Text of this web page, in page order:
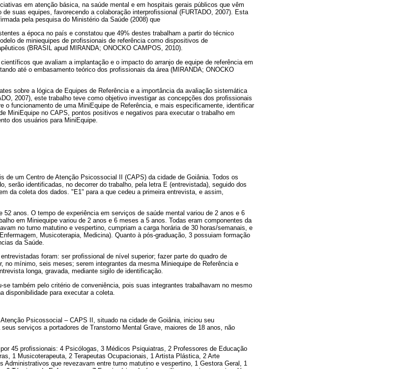
em atenção básica, na saúde mental e em hospitais gerais públicos que vêm
suas equipes, favorecendo a colaboração interprofissional (FURTADO, 2007). Esta
pela pesquisa do Ministério da Saúde (2008) que
a época no país e constatou que 49% destes trabalham a partir do técnico
de miniequipes de profissionais de referência como dispositivos de
(BRASIL apud MIRANDA; ONOCKO CAMPOS, 2010).
que avaliam a implantação e o impacto do arranjo de equipe de referência em
até o embasamento teórico dos profissionais da área (MIRANDA; ONOCKO
sobre a lógica de Equipes de Referência e a importância da avaliação sistemática
2007), este trabalho teve como objetivo investigar as concepções dos profissionais
o funcionamento de uma MiniEquipe de Referência, e mais especificamente, identificar
MiniEquipe no CAPS, pontos positivos e negativos para executar o trabalho em
dos usuários para MiniEquipe.
de um Centro de Atenção Psicossocial II (CAPS) da cidade de Goiânia. Todos os
serão identificadas, no decorrer do trabalho, pela letra E (entrevistada), seguido dos
da coleta dos dados. "E1" para a que cedeu a primeira entrevista, e assim,
52 anos. O tempo de experiência em serviços de saúde mental variou de 2 anos e 6
em Miniequipe variou de 2 anos e 6 meses a 5 anos. Todas eram componentes da
no turno matutino e vespertino, cumpriam a carga horária de 30 horas/semanais, e
Musicoterapia, Medicina). Quanto à pós-graduação, 3 possuiam formação
da Saúde.
foram: ser profissional de nível superior; fazer parte do quadro de
no mínimo, seis meses; serem integrantes da mesma Miniequipe de Referência e
longa, gravada, mediante sigilo de identificação.
se também pelo critério de conveniência, pois suas integrantes trabalhavam no mesmo
disponibilidade para executar a coleta.
Psicossocial – CAPS II, situado na cidade de Goiânia, iniciou seu
serviços a portadores de Transtorno Mental Grave, maiores de 18 anos, não
45 profissionais: 4 Psicólogas, 3 Médicos Psiquiatras, 2 Professores de Educação
1 Musicoterapeuta, 2 Terapeutas Ocupacionais, 1 Artista Plástica, 2 Arte
Administrativos que revezavam entre turno matutino e vespertino, 1 Gestora Geral, 1